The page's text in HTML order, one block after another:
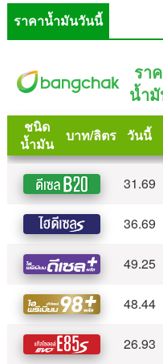
ราคาน้ำมันวันนี้